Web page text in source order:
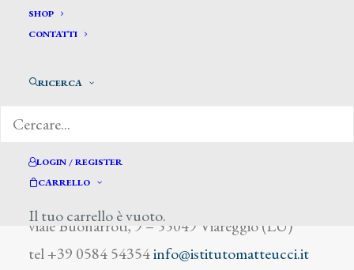
SHOP
CONTATTI
RICERCA
LOGIN / REGISTER
CARRELLO
Il tuo carrello è vuoto.
viale Buonarroti, 9 – 55049 Viareggio (LU)
tel +39 0584 54354info@istitutomatteucci.it